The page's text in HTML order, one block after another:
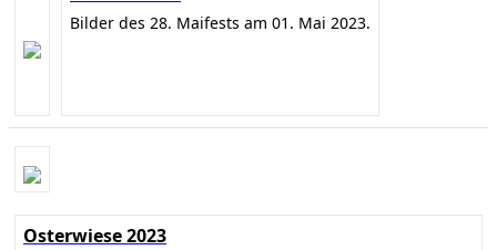
Bilder des 28. Maifests am 01. Mai 2023.
Osterwiese 2023